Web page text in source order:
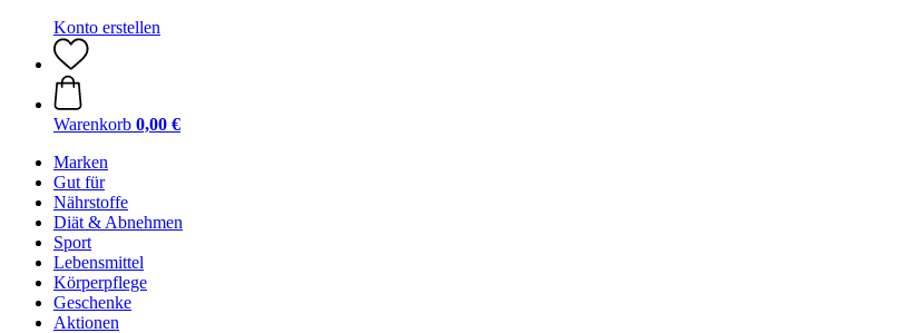
Konto erstellen
Warenkorb 0,00 €
Marken
Gut für
Nährstoffe
Diät & Abnehmen
Sport
Lebensmittel
Körperpflege
Geschenke
Aktionen